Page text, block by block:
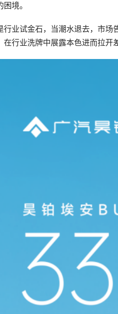
境。
行业试金石，当潮水退去，市
在行业洗牌中展露本色进而拉开